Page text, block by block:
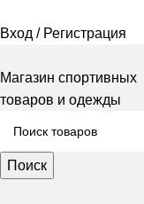
Вход / Регистрация
Магазин спортивных
товаров и одежды
Поиск